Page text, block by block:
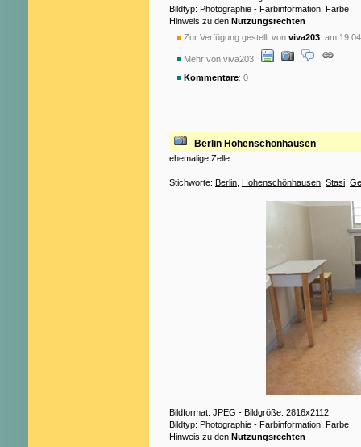
Bildtyp: Photographie - Farbinformation: Farbe
Hinweis zu den Nutzungsrechten
Zur Verfügung gestellt von viva203 am
Mehr von viva203:
Kommentare: 0
Berlin Hohenschönhausen
ehemalige Zelle
Stichworte: Berlin Hohenschönhausen Stasi
Bildformat: JPEG - Bildgröße: 2816x2112
Bildtyp: Photographie - Farbinformation: Farbe
Hinweis zu den Nutzungsrechten